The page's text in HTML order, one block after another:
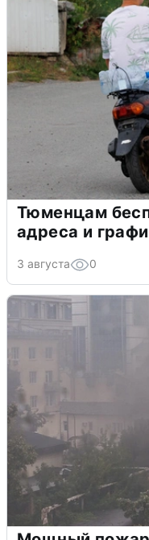
Тюменцам
адреса и
3 августа 0